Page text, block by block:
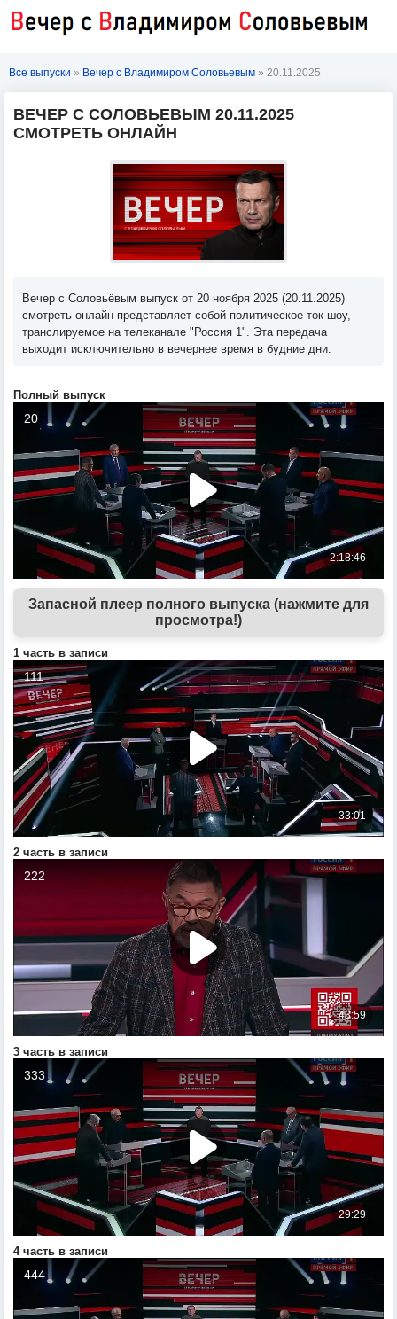
Все выпуски » Вечер с Владимиром Соловьевым » 20.11.2025
ВЕЧЕР С СОЛОВЬЕВЫМ 20.11.2025
СМОТРЕТЬ ОНЛАЙН
Вечер с Соловьёвым выпуск от 20 ноября 2025 (20.11.2025)
смотреть онлайн представляет собой политическое ток-шоу,
транслируемое на телеканале "Россия 1". Эта передача
выходит исключительно в вечернее время в будние дни.
Полный выпуск
Запасной плеер полного выпуска (нажмите для
просмотра!)
1 часть в записи
2 часть в записи
3 часть в записи
4 часть в записи